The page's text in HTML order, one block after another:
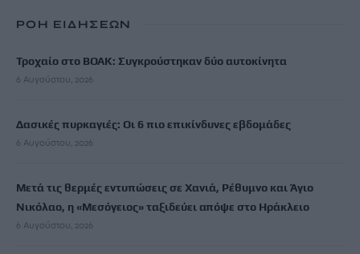
ΡΟΗ ΕΙΔΗΣΕΩΝ
Τροχαίο στο ΒΟΑΚ: Συγκρούστηκαν δύο αυτοκίνητα
6 Αυγούστου, 2026
Δασικές πυρκαγιές: Οι 6 πιο επικίνδυνες εβδομάδες
6 Αυγούστου, 2026
Μετά τις θερμές εντυπώσεις σε Χανιά, Ρέθυμνο και Άγιο
Νικόλαο, η «Μεσόγειος» ταξιδεύει απόψε στο Ηράκλειο
6 Αυγούστου, 2026